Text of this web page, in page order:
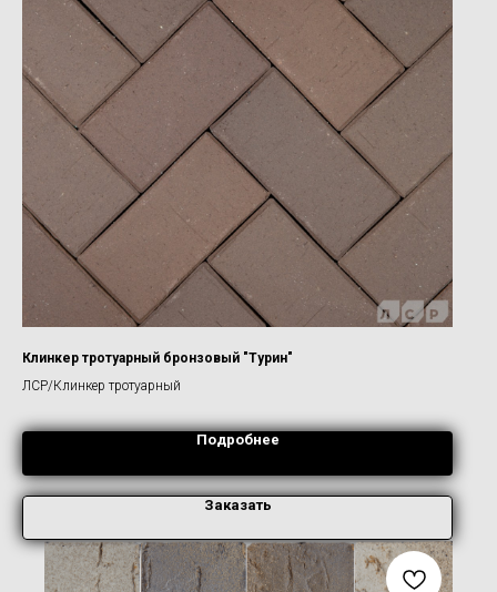
Клинкер тротуарный бронзовый "Турин"
ЛСР/Клинкер тротуарный
Подробнее
Заказать